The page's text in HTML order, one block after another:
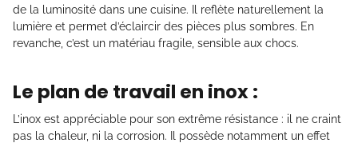
de la luminosité dans une cuisine. Il reflète naturellement la
lumière et permet d’éclaircir des pièces plus sombres. En
revanche, c’est un matériau fragile, sensible aux chocs.
Le plan de travail en inox :
L’inox est appréciable pour son extrême résistance : il ne craint
pas la chaleur, ni la corrosion. Il possède notamment un effet